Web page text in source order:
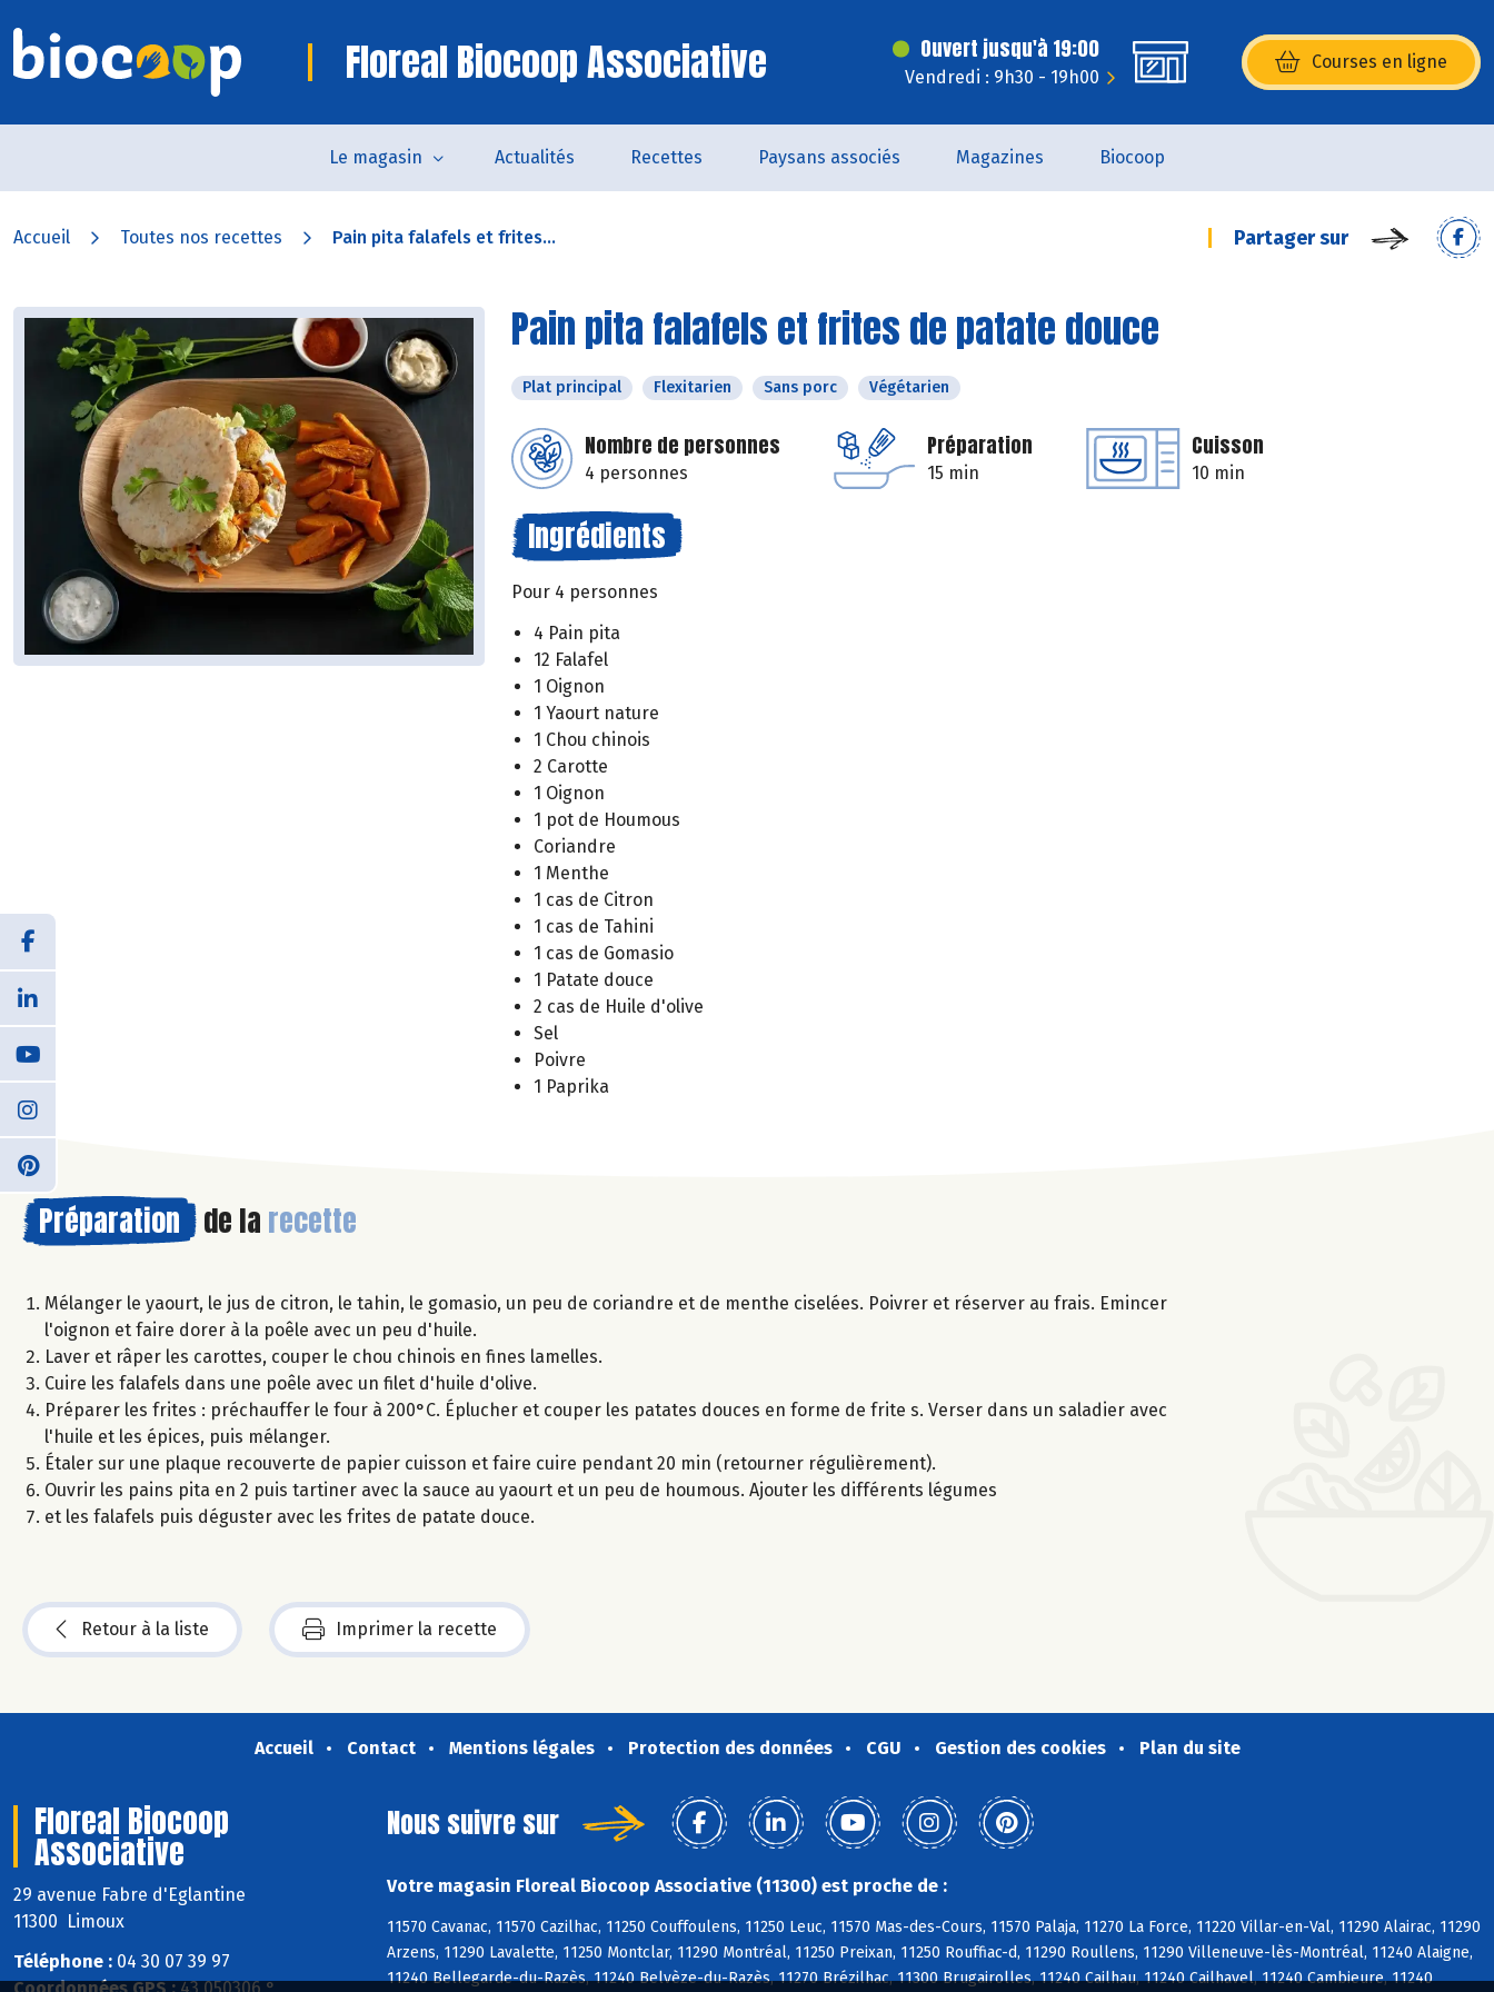
Floreal Biocoop Associative Ouvert jusqu'à 19:00
Vendredi : 9h30 - 19h00
Courses en ligne
(s’ouvre dans une nouvelle
Le magasin Actualités Recettes Paysans associés Magazines Biocoop
Accueil Toutes nos recettes Pain pita falafels et frites... Partager sur
Pain pita falafels et frites de patate douce
Plat principal Flexitarien Sans porc Végétarien
Nombre de personnes
4 personnes
Préparation
15 min
Cuisson
10 min
Ingrédients
Pour 4 personnes
4 Pain pita
12 Falafel
1 Oignon
1 Yaourt nature
1 Chou chinois
2 Carotte
1 Oignon
1 pot de Houmous
Coriandre
1 Menthe
1 cas de Citron
1 cas de Tahini
1 cas de Gomasio
1 Patate douce
2 cas de Huile d'olive
Sel
Poivre
1 Paprika
Préparation de la recette
Mélanger le yaourt, le jus de citron, le tahin, le gomasio, un peu de coriandre et de menthe ciselées. Poivrer et réserver au frais. Emincer
l'oignon et faire dorer à la poêle avec un peu d'huile.
Laver et râper les carottes, couper le chou chinois en fines lamelles.
Cuire les falafels dans une poêle avec un filet d'huile d'olive.
Préparer les frites : préchauffer le four à 200°C. Éplucher et couper les patates douces en forme de frite s. Verser dans un saladier avec
l'huile et les épices, puis mélanger.
Étaler sur une plaque recouverte de papier cuisson et faire cuire pendant 20 min (retourner régulièrement).
Ouvrir les pains pita en 2 puis tartiner avec la sauce au yaourt et un peu de houmous. Ajouter les différents légumes
et les falafels puis déguster avec les frites de patate douce.
Retour à la liste Imprimer la recette
Accueil Contact Mentions légales Protection des données CGU Gestion des cookies Plan du site
Floreal Biocoop
Associative
29 avenue Fabre d'Eglantine
11300 Limoux
Téléphone : 04 30 07 39 97
Nous suivre sur
Votre magasin Floreal Biocoop Associative (11300) est proche de :
11570 Cavanac, 11570 Cazilhac, 11250 Couffoulens, 11250 Leuc, 11570 Mas-des-Cours, 11570 Palaja, 11270 La Force, 11220 Villar-en-Val, 11290 Alairac, 11290
Arzens, 11290 Lavalette, 11250 Montclar, 11290 Montréal, 11250 Preixan, 11250 Rouffiac-d, 11290 Roullens, 11290 Villeneuve-lès-Montréal, 11240 Alaigne,
11240 Bellegarde-du-Razès, 11240 Belvèze-du-Razès, 11270 Brézilhac, 11300 Brugairolles, 11240 Cailhau, 11240 Cailhavel, 11240 Cambieure, 11240